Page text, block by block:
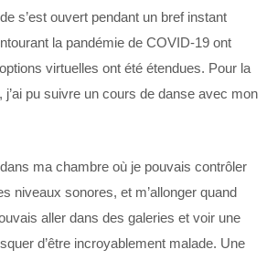
s’est ouvert pendant un bref instant
la pandémie de COVID-19 ont
virtuelles ont été étendues. Pour la
j’ai pu suivre un cours de danse avec mon
ma chambre où je pouvais contrôler
niveaux sonores, et m’allonger quand
aller dans des galeries et voir une
d’être incroyablement malade. Une